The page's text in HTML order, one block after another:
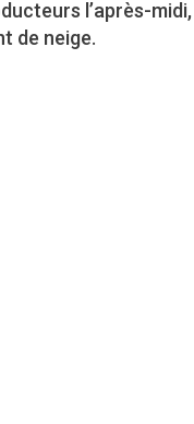
l’après-
de neige.